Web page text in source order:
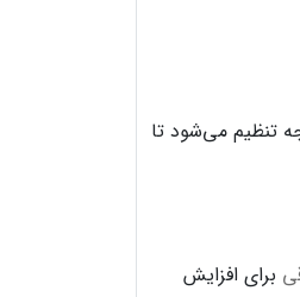
تنظیم شود. حتی چند سانتی‌متر خطا می‌تواند باعث فشار دائمی به موتور شود. زاویه باز شدن معمولاً بین ۹۰ تا ۱۱۰ درجه تنظیم می‌شود تا
برای افزایش